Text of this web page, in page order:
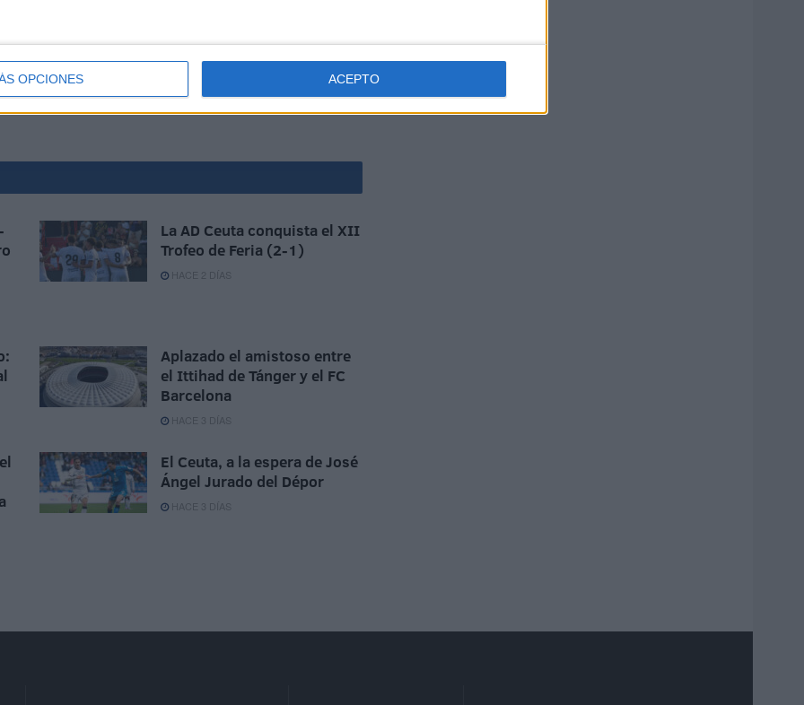
OPCIONES ACEPTO
formar una plantilla de calidad, que pueda pelear
a Segunda División.
La AD Ceuta conquista el XII
Trofeo de Feria (2-1)
HACE 2 DÍAS
Aplazado el amistoso entre
el Ittihad de Tánger y el FC
Barcelona
HACE 3 DÍAS
El Ceuta, a la espera de José
Ángel Jurado del Dépor
HACE 3 DÍAS